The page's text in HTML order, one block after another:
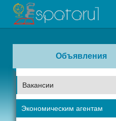
Объявления
Вакансии
Экономическим агентам